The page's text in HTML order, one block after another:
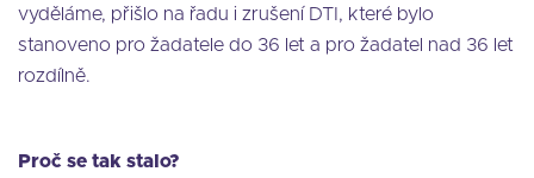
vyděláme, přišlo na řadu i zrušení DTI, které bylo
stanoveno pro žadatele do 36 let a pro žadatel nad 36 let
rozdílně.
Proč se tak stalo?